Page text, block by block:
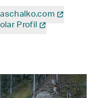
Profil